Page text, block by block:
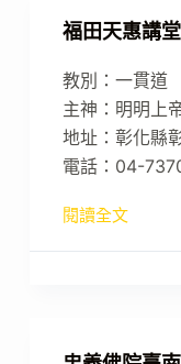
福田天惠講
教別：一貫道
主神：明明上
地址：彰化縣
電話：04-
閱讀全文